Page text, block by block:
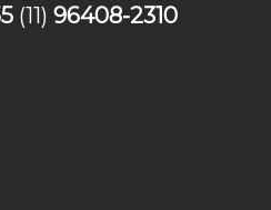
(11) 96408-2310